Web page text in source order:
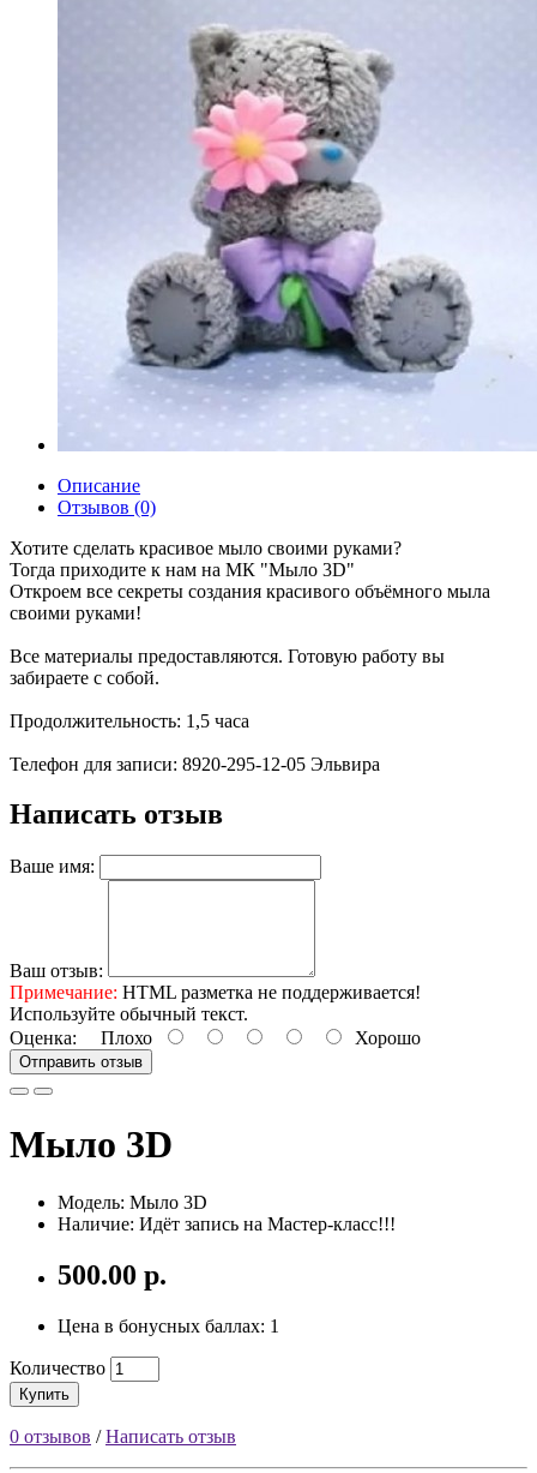
Описание
Отзывов (0)
Хотите сделать красивое мыло своими руками?
Тогда приходите к нам на МК "Мыло 3D"
Откроем все секреты создания красивого объёмного мыла
своими руками!
Все материалы предоставляются. Готовую работу вы
забираете с собой.
Продолжительность: 1,5 часа
Телефон для записи: 8920-295-12-05 Эльвира
Написать отзыв
Ваше имя:
Ваш отзыв:
Примечание: HTML разметка не поддерживается!
Используйте обычный текст.
Оценка: Плохо Хорошо
Отправить отзыв
Мыло 3D
Модель: Мыло 3D
Наличие: Идёт запись на Мастер-класс!!!
500.00 р.
Цена в бонусных баллах: 1
Количество
Купить
0 отзывов /Написать отзыв